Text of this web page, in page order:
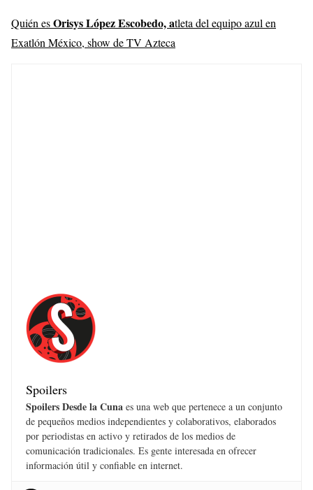
Quién esOrisys López Escobedo, atleta del equipo azul en
Exatlón México, show de TV Azteca
Spoilers
Spoilers Desde la Cuna es una web que pertenece a un conjunto
de pequeños medios independientes y colaborativos, elaborados
por periodistas en activo y retirados de los medios de
comunicación tradicionales. Es gente interesada en ofrecer
información útil y confiable en internet.